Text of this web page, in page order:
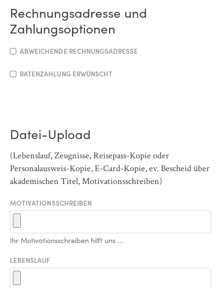
Rechnungsadresse und
Zahlungsoptionen
ABWEICHENDE RECHNUNGSADRESSE
RATENZAHLUNG ERWÜNSCHT
Datei-Upload
(Lebenslauf, Zeugnisse, Reisepass-Kopie oder
Personalausweis-Kopie, E-Card-Kopie, ev. Bescheid über
akademischen Titel, Motivationsschreiben)
MOTIVATIONSSCHREIBEN
Ihr Motivationsschreiben hilft uns ...
LEBENSLAUF